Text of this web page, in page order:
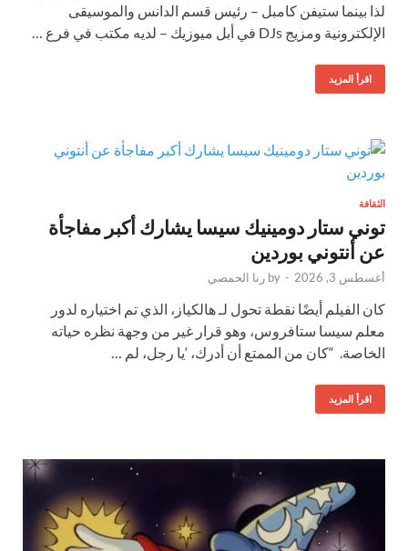
لذا بينما ستيفن كامبل – رئيس قسم الدانس والموسيقى
الإلكترونية ومزيج DJs في أبل ميوزيك – لديه مكتب في فرع …
اقرأ المزيد
الثقافة
توني ستار دومينيك سيسا يشارك أكبر مفاجأة
عن أنتوني بوردين
أغسطس 3, 2026 -
by رنا الحمصي
كان الفيلم أيضًا نقطة تحول لـ هالكياز، الذي تم اختياره لدور
معلم سيسا ستافروس، وهو قرار غير من وجهة نظره حياته
الخاصة. “كان من الممتع أن أدرك، ‘يا رجل، لم …
اقرأ المزيد